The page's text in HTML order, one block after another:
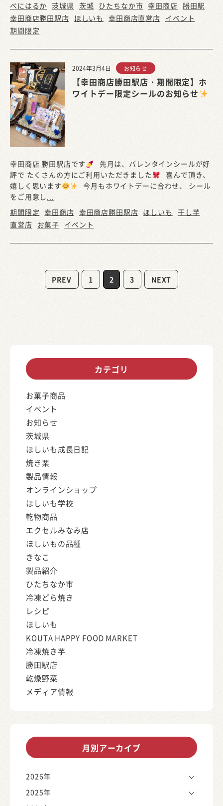
べにはるか 茨城県 茨城 ひたちなか市 幸田商店 勝田駅
幸田商店勝田駅店 ほしいも 幸田商店直営店 イベント
期間限定
2024年3月4日 お知らせ
【幸田商店勝田駅店・期間限定】ホ
ワイトデー限定シールのお知らせ
幸田商店 勝田駅店です
先月は、バレンタインシールが好
評で たくさんの方にご利用いただきました
喜んで頂き、
嬉しく思います
今月もホワイトデーに合わせ、 シール
をご用意し...
期間限定 幸田商店 幸田商店勝田駅店 ほしいも
干し芋
直営店 お菓子 イベント
PREV 1 2 3 NEXT
カテゴリ
お菓子商品
イベント
お知らせ
茨城県
ほしいも成長日記
焼き栗
製品情報
オンラインショップ
ほしいも学校
乾物商品
エクセルみなみ店
ほしいもの品種
きなこ
製品紹介
ひたちなか市
冷凍どら焼き
レシピ
ほしいも
KOUTA HAPPY FOOD MARKET
冷凍焼き芋
勝田駅店
乾燥野菜
メディア情報
月別アーカイブ
2026年
2025年